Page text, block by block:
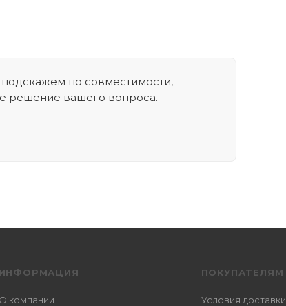
по совместимости,
решение вашего вопроса.
ИНФОРМАЦИЯ
О компании
ПОКУПАТЕЛЯМ
Условия доставки